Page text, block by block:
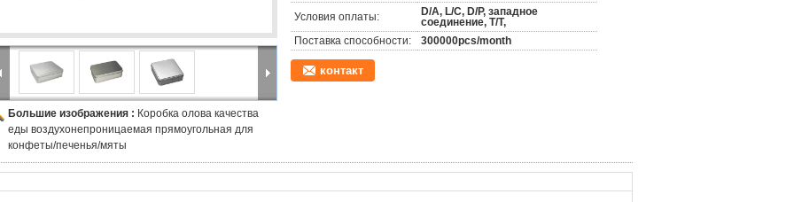
Большие изображения : Коробка олова качества
еды воздухонепроницаемая прямоугольная для
конфеты/печенья/мяты
Условия оплаты:
D/A, L/C, D/P, западное
соединение, T/T,
Поставка способности:
300000pcs/month
контакт